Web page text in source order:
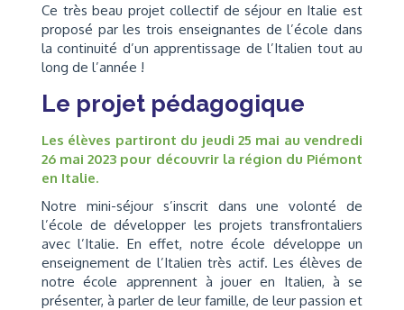
Ce très beau projet collectif de séjour en Italie est
proposé par les trois enseignantes de l’école dans
la continuité d’un apprentissage de l’Italien tout au
long de l’année !
Le projet pédagogique
Les élèves partiront du jeudi 25 mai au vendredi
26 mai 2023 pour découvrir la région du Piémont
en Italie.
Notre mini-séjour s’inscrit dans une volonté de
l’école de développer les projets transfrontaliers
avec l’Italie. En effet, notre école développe un
enseignement de l’Italien très actif. Les élèves de
notre école apprennent à jouer en Italien, à se
présenter, à parler de leur famille, de leur passion et